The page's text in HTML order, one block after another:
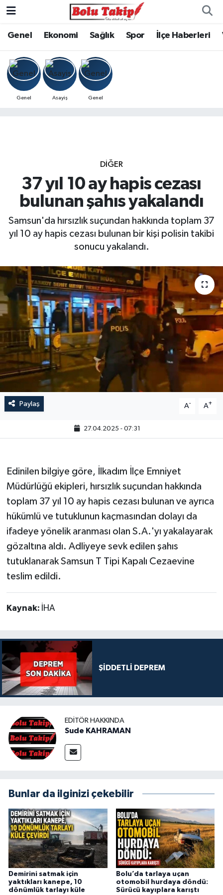
Genel Ekonomi Sağlık Spor İlçe Haberleri
Genel Asayiş Genel
DIĞER
37 yıl 10 ay hapis cezası
bulunan şahıs yakalandı
Samsun'da hırsızlık suçundan hakkında toplam 37
yıl 10 ay hapis cezası bulunan bir kişi polisin takibi
sonucu yakalandı.
Paylaş A- A+
27.04.2025 - 07:31
Edinilen bilgiye göre, İlkadım İlçe Emniyet
Müdürlüğü ekipleri, hırsızlık suçundan hakkında
toplam 37 yıl 10 ay hapis cezası bulunan ve ayrıca
hükümlü ve tutuklunun kaçmasından dolayı da
ifadeye yönelik aranması olan S.A.'yı yakalayarak
gözaltına aldı. Adliyeye sevk edilen şahıs
tutuklanarak Samsun T Tipi Kapalı Cezaevine
teslim edildi.
Kaynak: İHA
ŞİDDETLİ DEPREM
EDITÖR HAKKINDA
Sude KAHRAMAN
Bunlar da ilginizi çekebilir
Demirini satmak için
yaktıkları kanepe, 10
dönümlük tarlayı küle
Bolu’da tarlaya uçan
otomobil hurdaya döndü:
Sürücü kayıplara karıştı